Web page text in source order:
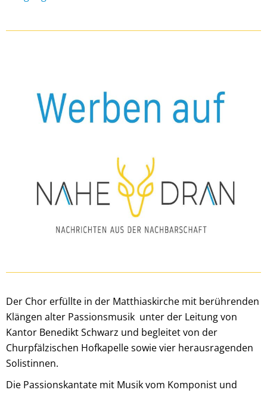
Der Chor erfüllte in der Matthiaskirche mit berührenden
Klängen alter Passionsmusik unter der Leitung von
Kantor Benedikt Schwarz und begleitet von der
Churpfälzischen Hofkapelle sowie vier herausragenden
Solistinnen.
Die Passionskantate mit Musik vom Komponist und